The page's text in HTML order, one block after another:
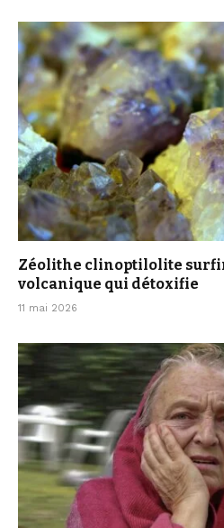
Zéolithe clinoptilolite
volcanique qui détoxifie
11 mai 2026